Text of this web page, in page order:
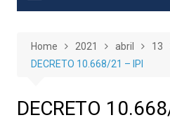
Home 2021 abril
13
DECRETO 10.668/21 – IPI
DECRETO